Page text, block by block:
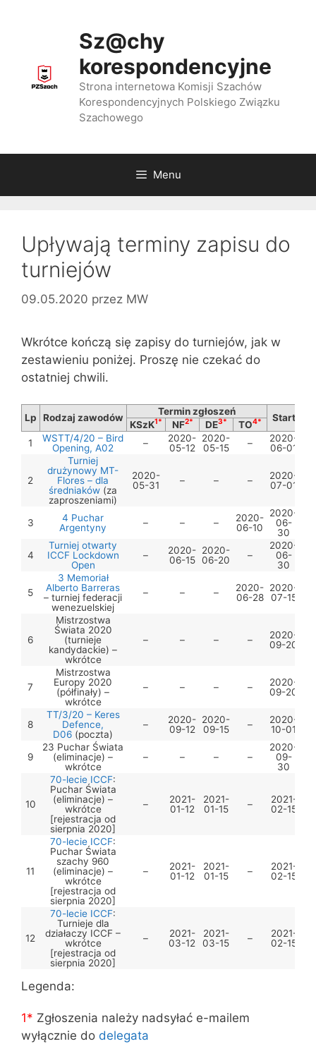
Sz@chy
korespondencyjne
Strona internetowa Komisji Szachów
Korespondencyjnych Polskiego Związku
Szachowego
Menu
Upływają terminy zapisu do
turniejów
09.05.2020 przez MW
Wkrótce kończą się zapisy do turniejów, jak w
zestawieniu poniżej. Proszę nie czekać do
ostatniej chwili.
Lp Rodzaj zawodów
Termin zgłoszeń
Start
KSzK1* NF2* DE3* TO4*
1
WSTT/4/20 – Bird
Opening, A02
–
2020-
05-12
2020-
05-15
–
2020-
06-01
2
Turniej
drużynowy MT-
Flores – dla
średniaków (za
zaproszeniami)
2020-
05-31
– – –
2020-
07-01
3
4 Puchar
Argentyny
– – –
2020-
06-10
2020-
06-
30
4
Turniej otwarty
ICCF Lockdown
Open
–
2020-
06-15
2020-
06-20
–
2020-
06-
30
5
3 Memoriał
Alberto Barreras
– turniej federacji
wenezuelskiej
– – –
2020-
06-28
2020-
07-15
6
Mistrzostwa
Świata 2020
(turnieje
kandydackie) –
wkrótce
– – – –
2020-
09-20
7
Mistrzostwa
Europy 2020
(półfinały) –
wkrótce
– – – –
2020-
09-20
8
TT/3/20 – Keres
Defence,
D06 (poczta)
–
2020-
09-12
2020-
09-15
–
2020-
10-01
9
23 Puchar Świata
(eliminacje) –
wkrótce
– – – –
2020-
09-
30
10
70-lecie ICCF:
Puchar Świata
(eliminacje) –
wkrótce
[rejestracja od
sierpnia 2020]
–
2021-
01-12
2021-
01-15
–
2021-
02-15
11
70-lecie ICCF:
Puchar Świata
szachy 960
(eliminacje) –
wkrótce
[rejestracja od
sierpnia 2020]
–
2021-
01-12
2021-
01-15
–
2021-
02-15
12
70-lecie ICCF:
Turnieje dla
działaczy ICCF –
wkrótce
[rejestracja od
sierpnia 2020]
–
2021-
03-12
2021-
03-15
–
2021-
02-15
Legenda:
1* Zgłoszenia należy nadsyłać e-mailem
wyłącznie do delegata